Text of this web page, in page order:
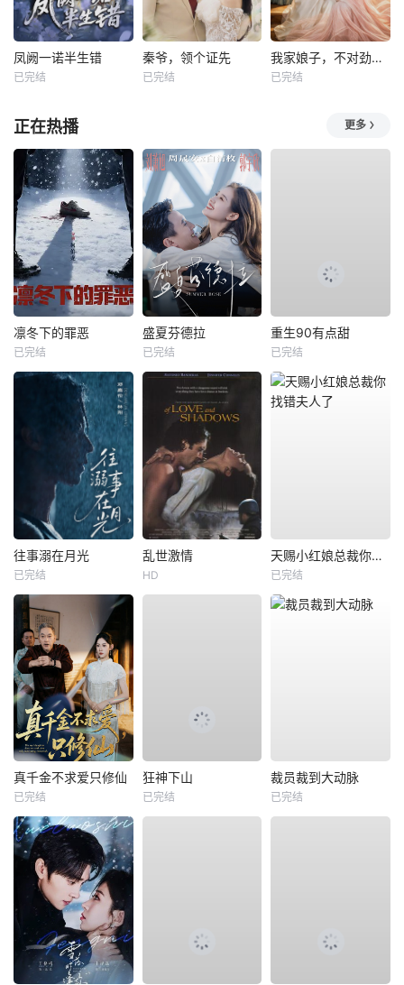
凤阙一诺半生错
已完结
秦爷，领个证先
已完结
我家娘子，不对劲第四季
已完结
正在热播 更多
凛冬下的罪恶
已完结
盛夏芬德拉
已完结
重生90有点甜
已完结
往事溺在月光
已完结
乱世激情
HD
天赐小红娘总裁你找错夫人了
已完结
真千金不求爱只修仙
已完结
狂神下山
已完结
裁员裁到大动脉
已完结